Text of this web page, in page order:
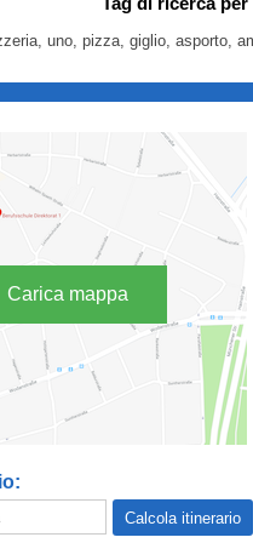
uno, pizza, giglio, asporto,
Carica mappa